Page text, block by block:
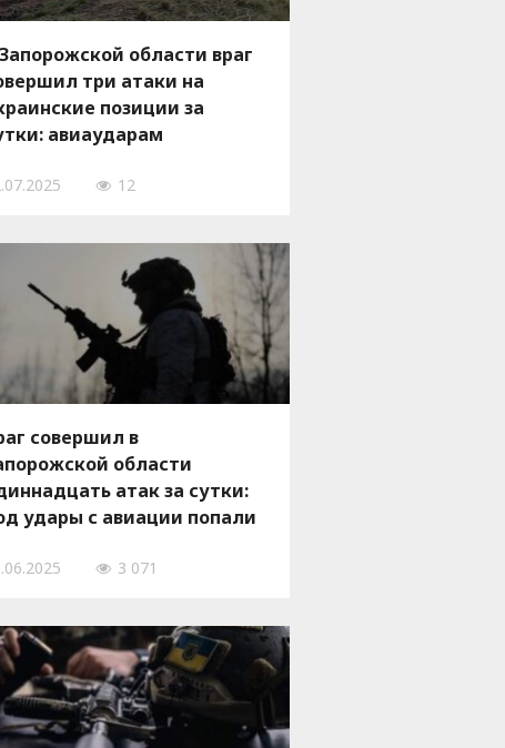
области враг
три атаки на
позиции за
авиаударам
пункта
12
совершил в
области
атак за сутки:
удары с авиации попали
3 071